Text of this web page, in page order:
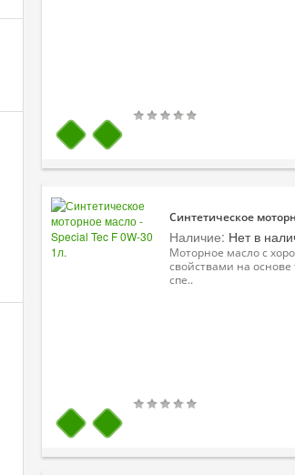
Синтетическое
Наличие: Нет в
Моторное масло с
свойствами на основе
спе..